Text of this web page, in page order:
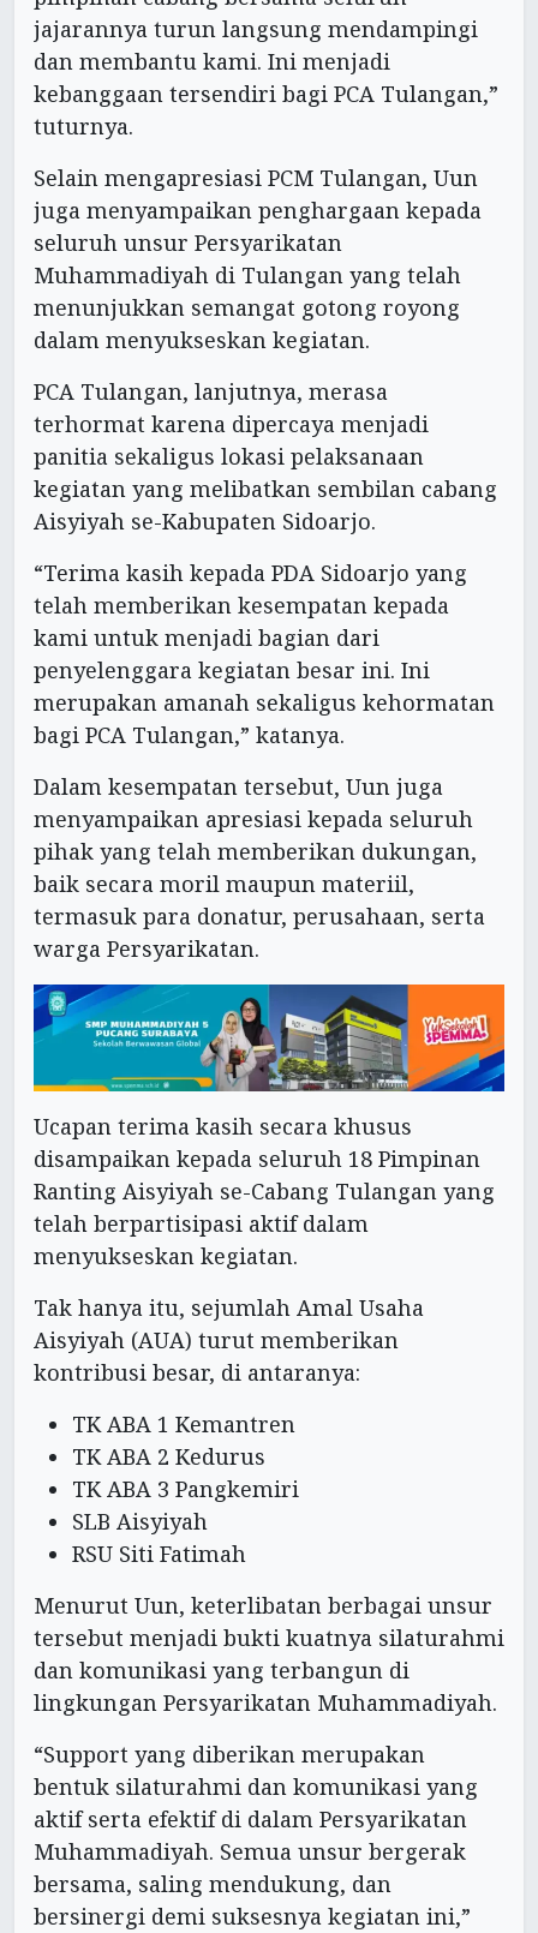
jajarannya turun langsung mendampingi
dan membantu kami. Ini menjadi
kebanggaan tersendiri bagi PCA Tulangan,”
tuturnya.
Selain mengapresiasi PCM Tulangan, Uun
juga menyampaikan penghargaan kepada
seluruh unsur Persyarikatan
Muhammadiyah di Tulangan yang telah
menunjukkan semangat gotong royong
dalam menyukseskan kegiatan.
PCA Tulangan, lanjutnya, merasa
terhormat karena dipercaya menjadi
panitia sekaligus lokasi pelaksanaan
kegiatan yang melibatkan sembilan cabang
Aisyiyah se-Kabupaten Sidoarjo.
“Terima kasih kepada PDA Sidoarjo yang
telah memberikan kesempatan kepada
kami untuk menjadi bagian dari
penyelenggara kegiatan besar ini. Ini
merupakan amanah sekaligus kehormatan
bagi PCA Tulangan,” katanya.
Dalam kesempatan tersebut, Uun juga
menyampaikan apresiasi kepada seluruh
pihak yang telah memberikan dukungan,
baik secara moril maupun materiil,
termasuk para donatur, perusahaan, serta
warga Persyarikatan.
Ucapan terima kasih secara khusus
disampaikan kepada seluruh 18 Pimpinan
Ranting Aisyiyah se-Cabang Tulangan yang
telah berpartisipasi aktif dalam
menyukseskan kegiatan.
Tak hanya itu, sejumlah Amal Usaha
Aisyiyah (AUA) turut memberikan
kontribusi besar, di antaranya:
TK ABA 1 Kemantren
TK ABA 2 Kedurus
TK ABA 3 Pangkemiri
SLB Aisyiyah
RSU Siti Fatimah
Menurut Uun, keterlibatan berbagai unsur
tersebut menjadi bukti kuatnya silaturahmi
dan komunikasi yang terbangun di
lingkungan Persyarikatan Muhammadiyah.
“Support yang diberikan merupakan
bentuk silaturahmi dan komunikasi yang
aktif serta efektif di dalam Persyarikatan
Muhammadiyah. Semua unsur bergerak
bersama, saling mendukung, dan
bersinergi demi suksesnya kegiatan ini,”